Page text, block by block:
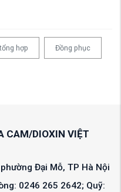
hợp Đồng phục
CAM/DIOXIN VIỆT
Đại Mỗ, TP Hà Nội
0246 265 2642; Quỹ: